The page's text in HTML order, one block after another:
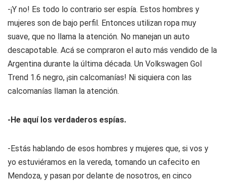
-¡Y no! Es todo lo contrario ser espía. Estos hombres y
mujeres son de bajo perfil. Entonces utilizan ropa muy
suave, que no llama la atención. No manejan un auto
descapotable. Acá se compraron el auto más vendido de la
Argentina durante la última década. Un Volkswagen Gol
Trend 1.6 negro, ¡sin calcomanías! Ni siquiera con las
calcomanías llaman la atención.
-He aquí los verdaderos espías.
-Estás hablando de esos hombres y mujeres que, si vos y
yo estuviéramos en la vereda, tomando un cafecito en
Mendoza, y pasan por delante de nosotros, en cinco